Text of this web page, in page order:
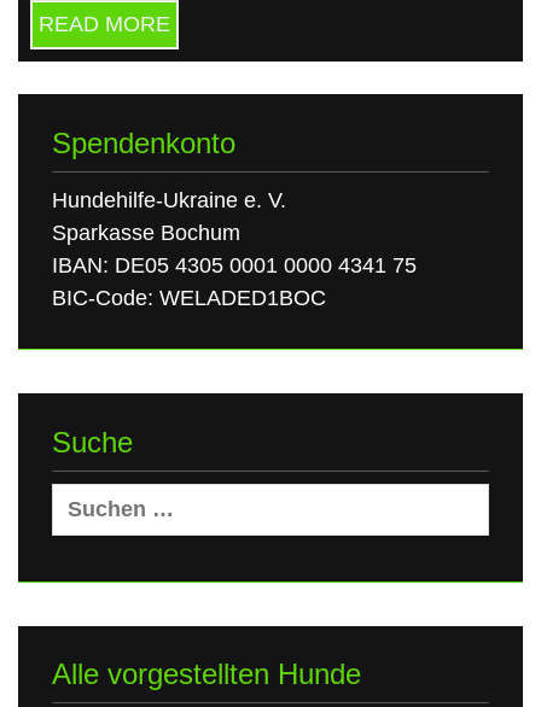
READ MORE
Spendenkonto
Hundehilfe-Ukraine e. V.
Sparkasse Bochum
IBAN: DE05 4305 0001 0000 4341 75
BIC-Code: WELADED1BOC
Suche
Suchen
nach:
Alle vorgestellten Hunde